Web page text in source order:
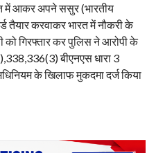
में आकर अपने ससुर (भारतीय
तैयार करवाकर भारत में नौकरी के
को गिरफ्तार कर पुलिस ने आरोपी के
बीएनएस धारा 3
के खिलाफ मुकदमा दर्ज किया